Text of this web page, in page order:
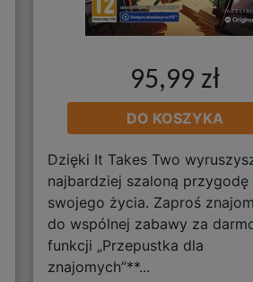
95,99 zł
DO KOSZYKA
Dzięki It Takes Two
najbardziej szaloną przygodę
swojego życia. Zaproś
do wspólnej zabawy za
funkcji „Przepustka dla
znajomych”**...